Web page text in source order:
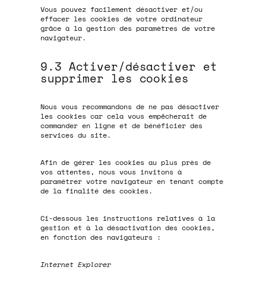
Vous pouvez facilement désactiver et/ou
effacer les cookies de votre ordinateur
grâce à la gestion des paramètres de votre
navigateur.
9.3 Activer/désactiver et
supprimer les cookies
Nous vous recommandons de ne pas désactiver
les cookies car cela vous empêcherait de
commander en ligne et de bénéficier des
services du site.
Afin de gérer les cookies au plus près de
vos attentes, nous vous invitons à
paramétrer votre navigateur en tenant compte
de la finalité des cookies.
Ci-dessous les instructions relatives à la
gestion et à la désactivation des cookies,
en fonction des navigateurs :
Internet Explorer